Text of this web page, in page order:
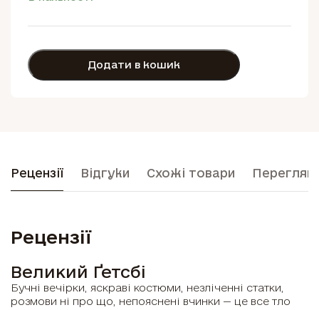
Додати в кошик
Рецензії Відгуки Схожі товари
Рецензії
Великий Ґетсбі
Бучні вечірки, яскраві костюми, незліченні статки,
розмови ні про що, непояснені вчинки — це все тло